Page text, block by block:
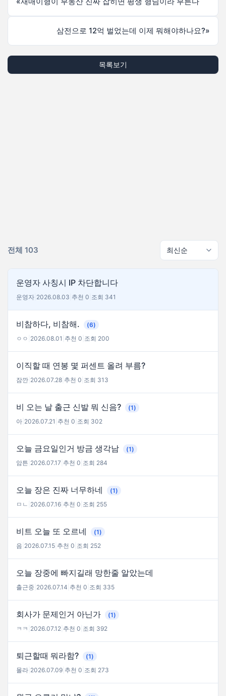
삼전으로 12억 벌었는데 이제 뭐해야하나요?»
목록보기
전체 103
운영자 사칭시 IP 차단합니다
운영자 2026.08.03 추천 0 조회 341
비참하다, 비참해.
(6)
ㅇㅇ 2026.08.01 추천 0 조회 200
이직할 때 연봉 몇 퍼센트 올려 부름?
잠깐 2026.07.28 추천 0 조회 313
비 오는 날 출근 신발 뭐 신음?
(1)
아 2026.07.21 추천 0 조회 302
오늘 금요일인거 방금 생각남
(1)
암튼 2026.07.17 추천 0 조회 284
오늘 장은 진짜 너무하네
(1)
ㅁㄴ 2026.07.16 추천 0 조회 255
비트 오늘 또 오르네
(1)
음 2026.07.15 추천 0 조회 252
오늘 장중에 빠지길래 망한줄 알았는데
출근중 2026.07.14 추천 0 조회 335
회사가 문제인거 아닌가
(1)
ㅋㅋ 2026.07.12 추천 0 조회 392
퇴근할때 뭐라함?
(1)
몰라 2026.07.09 추천 0 조회 273